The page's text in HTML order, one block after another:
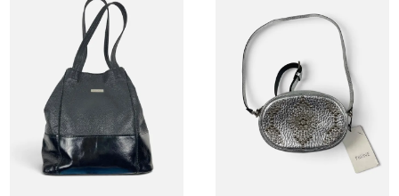
Talla
Internacional
Talla
USA
talle
niño